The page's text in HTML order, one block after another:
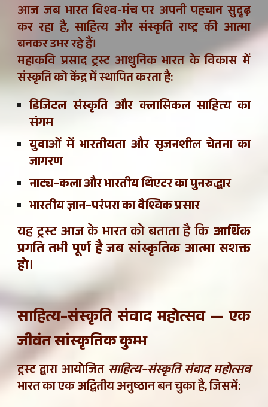
आज जब भारत विश्व-मंच पर अपनी पहचान सुदृढ़
कर रहा है, साहित्य और संस्कृति राष्ट्र की आत्मा
बनकर उभर रहे हैं।
महाकवि प्रसाद ट्रस्ट आधुनिक भारत के विकास में
संस्कृति को केंद्र में स्थापित करता है:
डिजिटल संस्कृति और क्लासिकल साहित्य का
संगम
युवाओं में भारतीयता और सृजनशील चेतना का
जागरण
नाट्य–कला और भारतीय थिएटर का पुनरुद्धार
भारतीय ज्ञान–परंपरा का वैश्विक प्रसार
यह ट्रस्ट आज के भारत को बताता है कि आर्थिक
प्रगति तभी पूर्ण है जब सांस्कृतिक आत्मा सशक्त
हो।
साहित्य–संस्कृति संवाद महोत्सव — एक
जीवंत सांस्कृतिक कुम्भ
ट्रस्ट द्वारा आयोजित साहित्य–संस्कृति संवाद महोत्सव
भारत का एक अद्वितीय अनुष्ठान बन चुका है, जिसमें: